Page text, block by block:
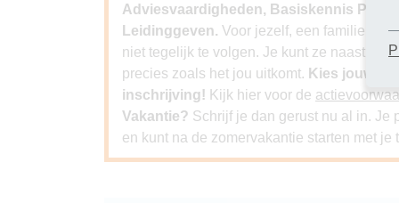
Adviesvaardigheden, Basiskennis
Leidinggeven. Voor jezelf, een familielid,
niet tegelijk te volgen. Je kunt ze naast
precies zoals het jou uitkomt. Kies jouw
inschrijving! Kijk hier voor de
Vakantie? Schrijf je dan gerust nu al in. Je
en kunt na de zomervakantie starten met je